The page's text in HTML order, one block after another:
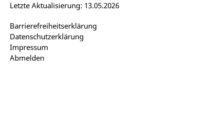
Barrierefreiheitserklärung
Datenschutzerklärung
Impressum
Abmelden
Letzte Aktualisierung: 13.05.2026